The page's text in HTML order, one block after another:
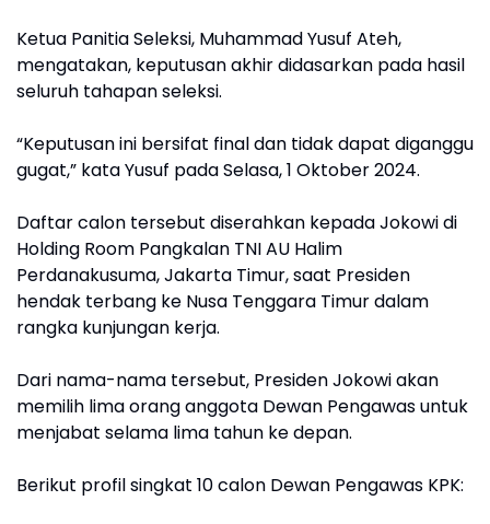
Ketua Panitia Seleksi, Muhammad Yusuf Ateh,
mengatakan, keputusan akhir didasarkan pada hasil
seluruh tahapan seleksi.
“Keputusan ini bersifat final dan tidak dapat diganggu
gugat,” kata Yusuf pada Selasa, 1 Oktober 2024.
Daftar calon tersebut diserahkan kepada Jokowi di
Holding Room Pangkalan TNI AU Halim
Perdanakusuma, Jakarta Timur, saat Presiden
hendak terbang ke Nusa Tenggara Timur dalam
rangka kunjungan kerja.
Dari nama-nama tersebut, Presiden Jokowi akan
memilih lima orang anggota Dewan Pengawas untuk
menjabat selama lima tahun ke depan.
Berikut profil singkat 10 calon Dewan Pengawas KPK: